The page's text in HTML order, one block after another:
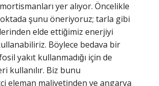
yer alıyor. Öncelikle
şunu öneriyoruz; tarla gibi
elde ettiğimiz enerjiyi
Böylece bedava bir
yakıt kullanmadığı için de
kullanılır. Biz bunu
eleman maliyetinden ve angarya